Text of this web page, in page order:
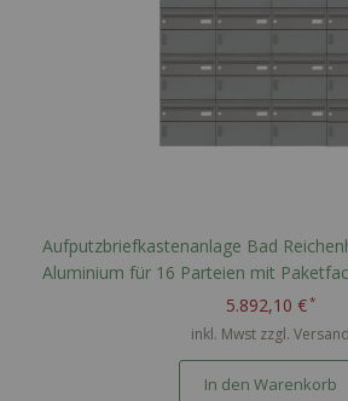
Aufputzbriefkastenanlage Bad Reichenhall aus
Aluminium für 16 Parteien mit
RAL nach Wahl
5.892,10 €
inkl. Mwst zzgl. Versand
In den Warenkorb